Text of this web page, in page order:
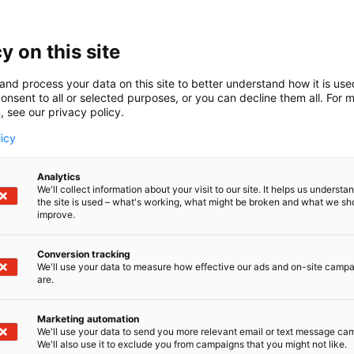
– Luotettava sähköistyksen toimittaja.
on suomalainen vuonna 1962 perustettu
sähkösuunnittelusta aina sähköistämisen
valmistukseen. Asiakkaitamme ovat muun
kiinteistöyhtiöt sekä liikkuva kalusto.
on noin 40 miljoonaa euroa, ja konsernissamme
asiantuntijaa. Olemme tunnettuja osaamisestamme
yrityksillä on ISO 9001, 14001, 45001 ja 27001
laadun ja ympäristövastuullisuuden.
on this site
process your data on this site to better understand how it is
to all or selected purposes, or you can decline them all. For
see our privacy policy.
Analytics
We'll collect information about your visit to our site. It helps us
the site is used – what's working, what might be broken and what we
improve.
Conversion tracking
We'll use your data to measure how effective our ads and on-site
are.
Marketing automation
We'll use your data to send you more relevant email or text message
We'll also use it to exclude you from campaigns that you might not like.